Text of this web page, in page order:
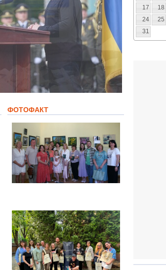
ФОТОФАКТ
17
18
24
25
31